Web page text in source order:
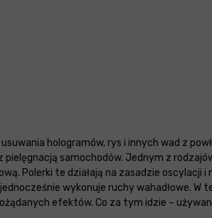
hologramów, rys i innych wad z
samochodów. Jednym z
Polerki te działają na zasadzie oscylacji
jednocześnie wykonuje ruchy wahadłowe.
efektów. Co za tym idzie –